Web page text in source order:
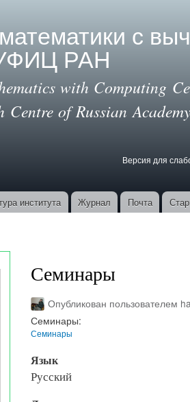
с
РАН
with Computing
Centre of Russian
Версия для
института Журнал Почта
Семинары
Опубликован пользователем
Семинары:
Семинары
Язык
Русский